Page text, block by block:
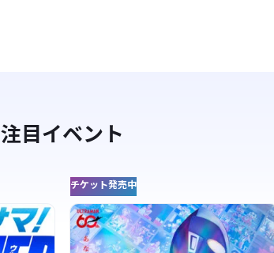
注目イベント
チケット発売中